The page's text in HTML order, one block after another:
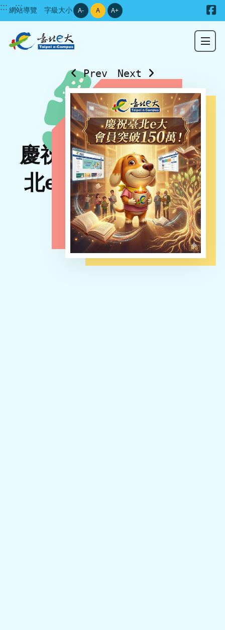
::: :::
網站導覽 字級大小 A- A A+ 前往
Prev Next
慶祝臺
北e大
會員突
破150
萬！